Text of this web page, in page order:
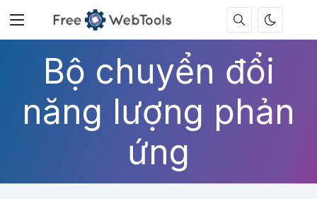
Bộ chuyển đổi
năng lượng phản
ứng